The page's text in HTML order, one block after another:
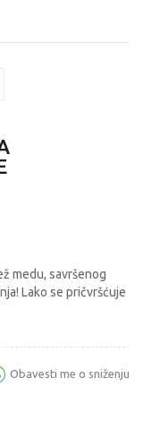
medu, savršenog
Lako se pričvršćuje
Obavesti me o sniženju